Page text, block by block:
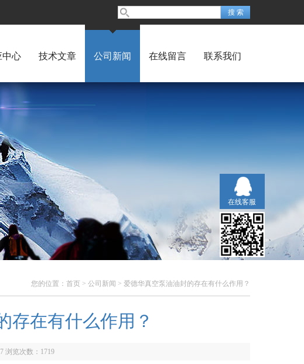
中心 技术文章 公司新闻 在线留言 联系我们
您的位置： 首页 > 公司新闻 > 爱德华真空泵油油封的存在有什么作用？
存在有什么作用？
浏览次数： 1719
在线客服